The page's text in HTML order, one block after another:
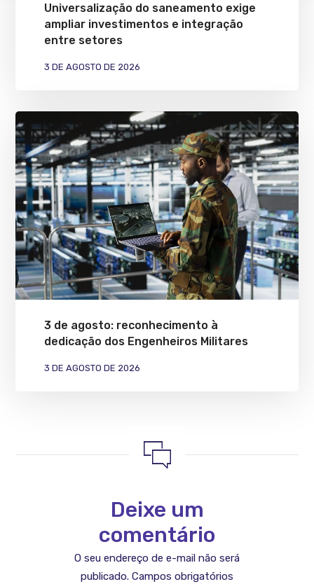
Universalização do saneamento exige
ampliar investimentos e integração
entre setores
3 DE AGOSTO DE 2026
3 de agosto: reconhecimento à
dedicação dos Engenheiros Militares
3 DE AGOSTO DE 2026
Deixe um
comentário
O seu endereço de e-mail não será
publicado. Campos obrigatórios